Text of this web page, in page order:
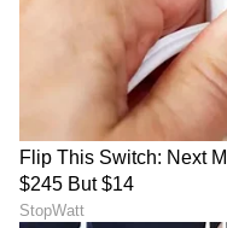
ABOUT THE AUTHOR
MRMahmad Rafik